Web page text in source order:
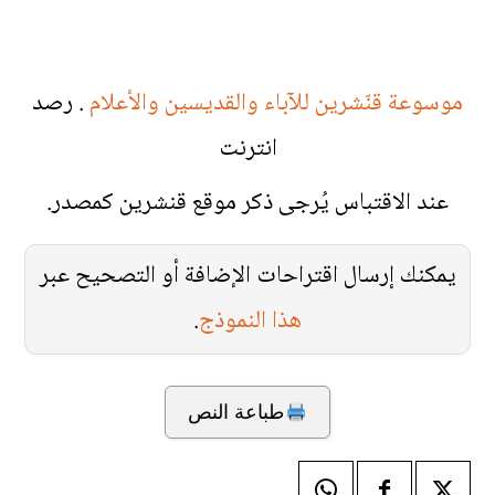
موسوعة قنّشرين للآباء والقديسين والأعلام. رصد
انترنت
عند الاقتباس يُرجى ذكر موقع قنشرين كمصدر.
يمكنك إرسال اقتراحات الإضافة أو التصحيح عبر
هذا النموذج.
طباعة النص